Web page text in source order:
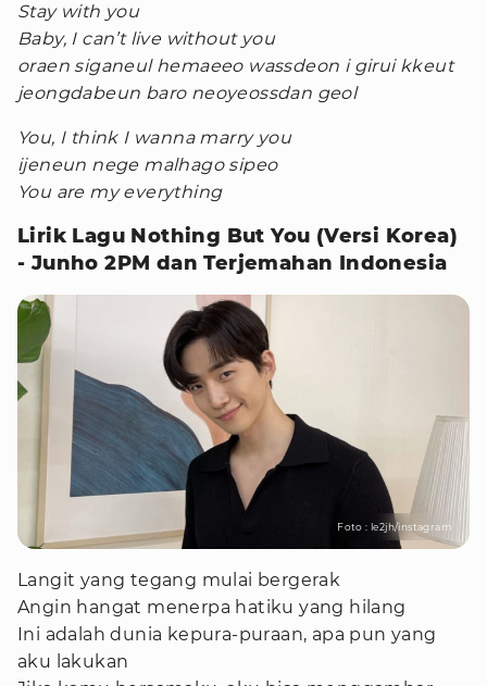
Stay with you
Baby, I can’t live without you
oraen siganeul hemaeeo wassdeon i girui kkeut
jeongdabeun baro neoyeossdan geol
You, I think I wanna marry you
ijeneun nege malhago sipeo
You are my everything
Lirik Lagu Nothing But You (Versi Korea)
- Junho 2PM dan Terjemahan Indonesia
Foto : le2jh/instagram
Langit yang tegang mulai bergerak
Angin hangat menerpa hatiku yang hilang
Ini adalah dunia kepura-puraan, apa pun yang
aku lakukan